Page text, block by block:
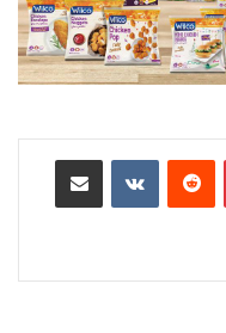
بينتيريست
مشاركة عبر البريد